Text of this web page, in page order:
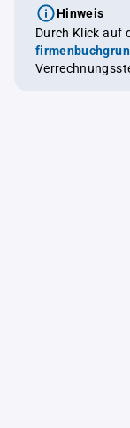
Hinweis
Durch Klick auf